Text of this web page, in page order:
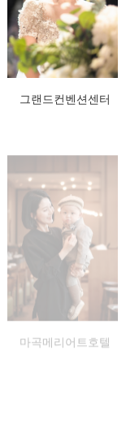
그랜드컨벤션센터
마곡메리어트호텔